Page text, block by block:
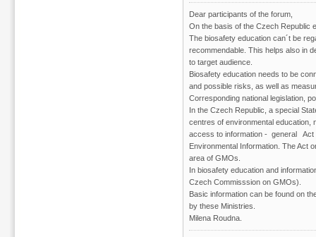
Dear participants of the forum,
On the basis of the Czech Republic
The biosafety education can´t be
recommendable. This helps also in
to target audience.
Biosafety education needs to be
and possible risks, as well as
Corresponding national legislation,
In the Czech Republic, a special
centres of environmental education,
access to information - general Act
Environmental Information. The Act
area of GMOs.
In biosafety education and
Czech Commisssion on GMOs).
Basic information can be found on
by these Ministries.
Milena Roudna.